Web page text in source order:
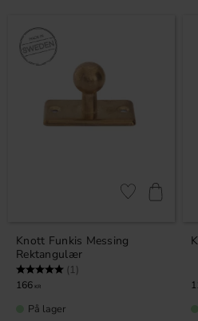
Knott Funkis Messing
Rektangulær
Karakter: (1)
166 KR
Lagre som
På lager